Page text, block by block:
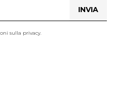
sulla privacy.
INVIA